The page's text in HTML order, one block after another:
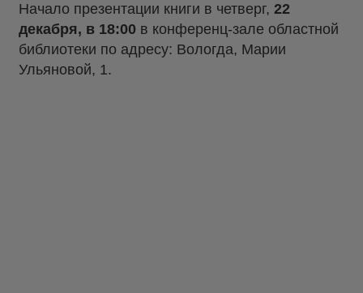
Начало презентации книги в четверг, 22
декабря, в 18:00 в конференц-зале областной
библиотеки по адресу: Вологда, Марии
Ульяновой, 1.